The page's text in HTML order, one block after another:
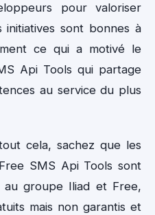
pour valoriser
sont bonnes à
ce qui a motivé le
Api Tools qui partage
au service du plus
cela, sachez que les
SMS Api Tools sont
au groupe Iliad et Free,
mais non garantis et